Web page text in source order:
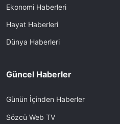
Ekonomi Haberleri
Hayat Haberleri
Dünya Haberleri
Güncel Haberler
Günün İçinden Haberler
Sözcü Web TV